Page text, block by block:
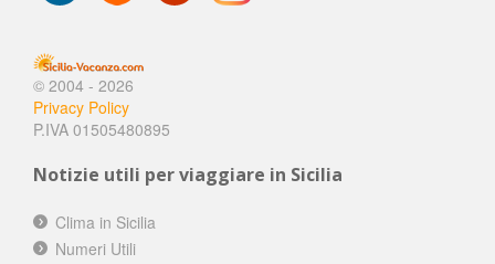
© 2004 - 2026
Privacy Policy
P.IVA 01505480895
Notizie utili per viaggiare in Sicilia
Clima in Sicilia
Numeri Utili